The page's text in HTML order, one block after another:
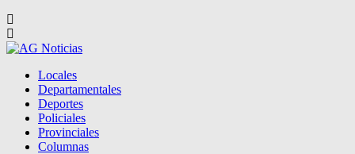
Locales
Departamentales
Deportes
Policiales
Provinciales
Columnas